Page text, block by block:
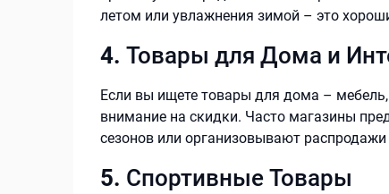
летом или увлажнения зимой – это
4. Товары для Дома и
Если вы ищете товары для дома – мебель,
внимание на скидки. Часто магазины
сезонов или организовывают
5. Спортивные Товары